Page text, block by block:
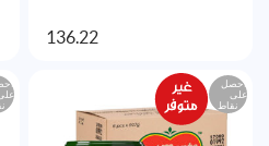
136.22
احصل
على
نقاط